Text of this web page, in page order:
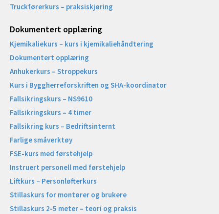
Truckførerkurs – praksiskjøring
Dokumentert opplæring
Kjemikaliekurs – kurs i kjemikaliehåndtering
Dokumentert opplæring
Anhukerkurs – Stroppekurs
Kurs i Byggherreforskriften og SHA-koordinator
Fallsikringskurs – NS9610
Fallsikringskurs – 4 timer
Fallsikring kurs – Bedriftsinternt
Farlige småverktøy
FSE-kurs med førstehjelp
Instruert personell med førstehjelp
Liftkurs – Personløfterkurs
Stillaskurs for montører og brukere
Stillaskurs 2-5 meter – teori og praksis